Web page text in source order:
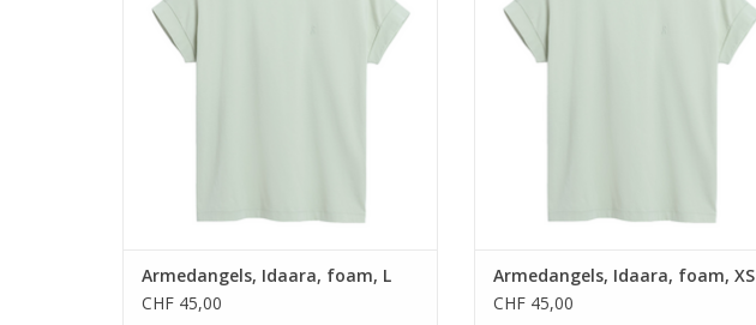
• GOTS & PETA-zertifiziert
ZUM WARENKORB HINZUFÜGEN
Armedangels, Idaara, foam, L
CHF 45,00
• GOTS & PETA-zertifiziert
ZUM WARENKORB HINZUFÜGEN
Armedangels, Idaara, foam, XS
CHF 45,00